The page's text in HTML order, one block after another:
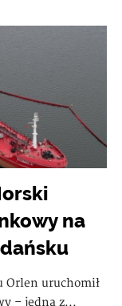
na
Orlen uruchomił
– jedną z...